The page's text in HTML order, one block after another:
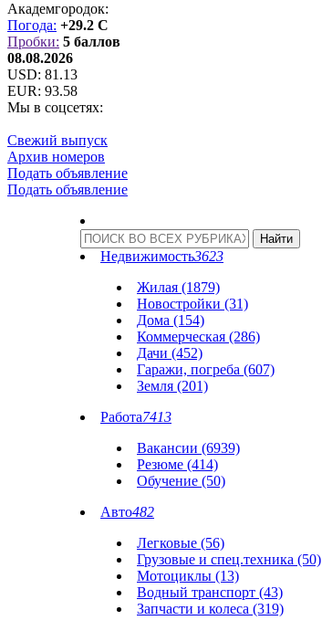
Академгородок:
Погода: +29.2 C
Пробки: 5 баллов
08.08.2026
USD: 81.13
EUR: 93.58
Мы в соцсетях:
Свежий выпуск
Архив номеров
Подать объявление
Подать объявление
Недвижимость3623
Жилая (1879)
Новостройки (31)
Дома (154)
Коммерческая (286)
Дачи (452)
Гаражи, погреба (607)
Земля (201)
Работа7413
Вакансии (6939)
Резюме (414)
Обучение (50)
Авто482
Легковые (56)
Грузовые и спец.техника (50)
Мотоциклы (13)
Водный транспорт (43)
Запчасти и колеса (319)